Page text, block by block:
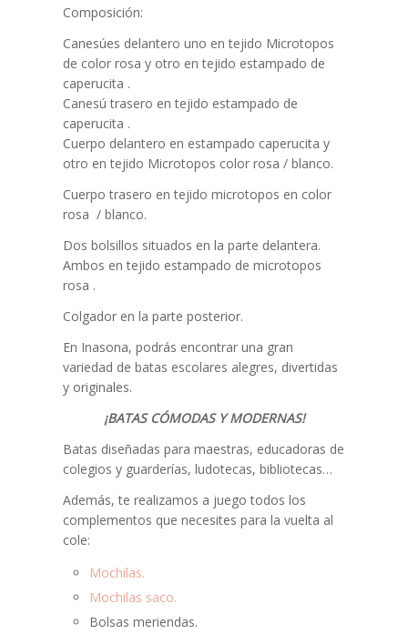
Composición:
Canesúes delantero uno en tejido Microtopos
de color rosa y otro en tejido estampado de
caperucita .
Canesú trasero en tejido estampado de
caperucita .
Cuerpo delantero en estampado caperucita y
otro en tejido Microtopos color rosa / blanco.
Cuerpo trasero en tejido microtopos en color
rosa / blanco.
Dos bolsillos situados en la parte delantera.
Ambos en tejido estampado de microtopos
rosa .
Colgador en la parte posterior.
En Inasona, podrás encontrar una gran
variedad de batas escolares alegres, divertidas
y originales.
¡BATAS CÓMODAS Y MODERNAS!
Batas diseñadas para maestras, educadoras de
colegios y guarderías, ludotecas, bibliotecas…
Además, te realizamos a juego todos los
complementos que necesites para la vuelta al
cole:
Mochilas.
Mochilas saco.
Bolsas meriendas.